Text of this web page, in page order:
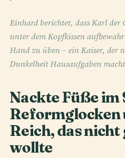
Einhard berichtet, dass Karl der
unter dem Kopfkissen
Hand zu üben – ein Kaiser, der
Dunkelheit Hausaufgaben
Nackte Füße im
Reformglocken
Reich, das
wollte